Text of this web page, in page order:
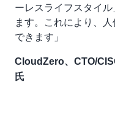
ーレスライフスタイ
ます。これにより、
できます」
CloudZero、CTO/
氏